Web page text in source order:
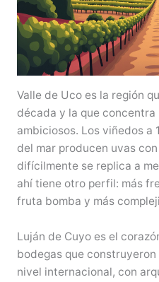
Valle de Uco es la región
década y la que
ambiciosos. Los viñedos a
del mar producen uvas
difícilmente se replica a
ahí tiene otro perfil: más
fruta bomba y más
Luján de Cuyo es el
bodegas que
nivel internacional, con